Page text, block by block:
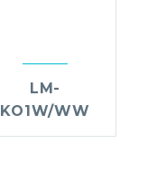
LM-
KO1W/WW